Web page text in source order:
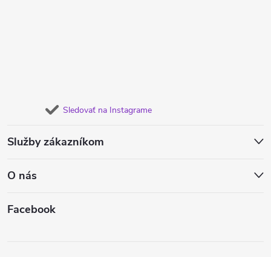
Sledovať na Instagrame
Služby zákazníkom
O nás
Facebook